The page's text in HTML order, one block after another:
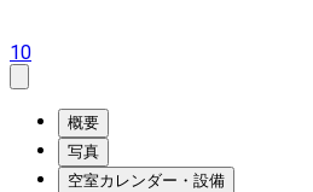
10
概要
写真
空室カレンダー・設備